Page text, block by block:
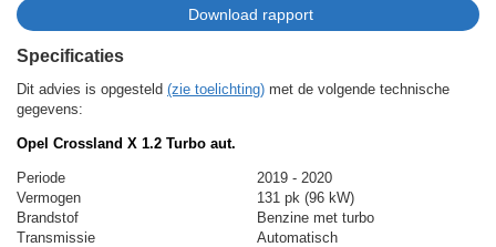
Specificaties
Dit advies is opgesteld (zie toelichting) met de volgende technische
gegevens:
Opel Crossland X 1.2 Turbo aut.
Periode
2019 - 2020
Vermogen
131 pk (96 kW)
Brandstof
Benzine met turbo
Transmissie
Automatisch